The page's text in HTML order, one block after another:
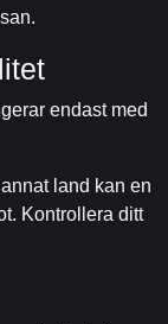
endast med
land kan en
Kontrollera ditt